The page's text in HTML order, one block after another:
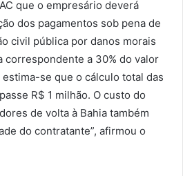
que o empresário deverá
dos pagamentos sob pena de
civil pública por danos morais
correspondente a 30% do valor
se que o cálculo total das
R$ 1 milhão. O custo do
de volta à Bahia também
do contratante”, afirmou o